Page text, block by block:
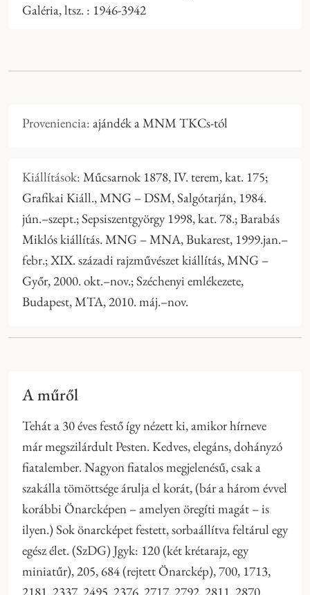
Galéria, ltsz. : 1946-3942
Proveniencia: ajándék a MNM TKCs-tól
Kiállítások: Műcsarnok 1878, IV. terem, kat. 175;
Grafikai Kiáll., MNG – DSM, Salgótarján, 1984.
jún.–szept.; Sepsiszentgyörgy 1998, kat. 78.; Barabás
Miklós kiállítás. MNG – MNA, Bukarest, 1999.jan.–
febr.; XIX. századi rajzművészet kiállítás, MNG –
Győr, 2000. okt.–nov.; Széchenyi emlékezete,
Budapest, MTA, 2010. máj.–nov.
A műről
Tehát a 30 éves festő így nézett ki, amikor hírneve
már megszilárdult Pesten. Kedves, elegáns, dohányzó
fiatalember. Nagyon fiatalos megjelenésű, csak a
szakálla tömöttsége árulja el korát, (bár a három évvel
korábbi Önarcképen – amelyen öregíti magát – is
ilyen.) Sok önarcképet festett, sorbaállítva feltárul egy
egész élet. (SzDG) Jgyk: 120 (két krétarajz, egy
miniatűr), 205, 684 (rejtett Önarckép), 700, 1713,